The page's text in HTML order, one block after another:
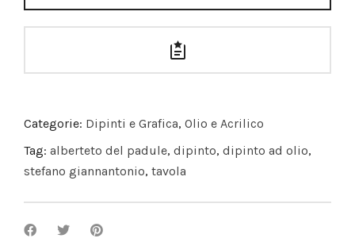
Categorie: Dipinti e Grafica, Olio e Acrilico
Tag: alberteto del padule, dipinto, dipinto ad olio,
stefano giannantonio, tavola